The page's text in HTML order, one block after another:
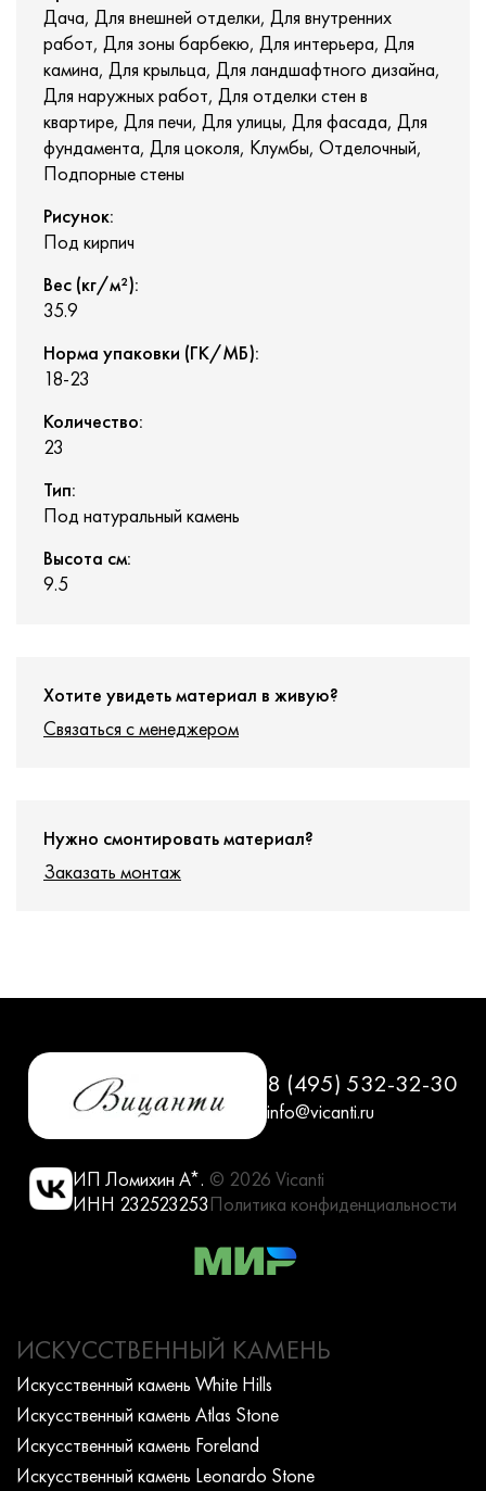
Дача, Для внешней отделки, Для внутренних
работ, Для зоны барбекю, Для интерьера, Для
камина, Для крыльца, Для ландшафтного дизайна,
Для наружных работ, Для отделки стен в
квартире, Для печи, Для улицы, Для фасада, Для
фундамента, Для цоколя, Клумбы, Отделочный,
Подпорные стены
Рисунок:
Под кирпич
Вес (кг/м²):
35.9
Норма упаковки (ГК/МБ):
18-23
Количество:
23
Тип:
Под натуральный камень
Высота см:
9.5
Хотите увидеть материал в живую?
Связаться с менеджером
Нужно смонтировать материал?
Заказать монтаж
8 (495) 532-32-30
info@vicanti.ru
ИП Ломихин А*.
ИНН 232523253
© 2026 Vicanti
Политика конфиденциальности
ИСКУССТВЕННЫЙ КАМЕНЬ
Искусcтвенный камень White Hills
Искусcтвенный камень Atlas Stone
Искусcтвенный камень Foreland
Искусcтвенный камень Leonardo Stone